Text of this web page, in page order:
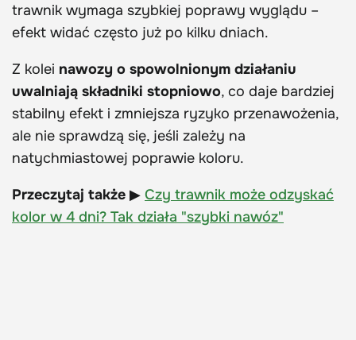
trawnik wymaga szybkiej poprawy wyglądu –
efekt widać często już po kilku dniach.
Z kolei nawozy o spowolnionym działaniu
uwalniają składniki stopniowo, co daje bardziej
stabilny efekt i zmniejsza ryzyko przenawożenia,
ale nie sprawdzą się, jeśli zależy na
natychmiastowej poprawie koloru.
Przeczytaj także ▶ Czy trawnik może odzyskać
kolor w 4 dni? Tak działa "szybki nawóz"